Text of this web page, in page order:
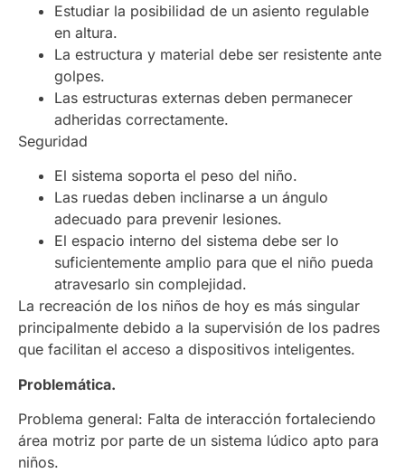
Estudiar la posibilidad de un asiento regulable
en altura.
La estructura y material debe ser resistente ante
golpes.
Las estructuras externas deben permanecer
adheridas correctamente.
Seguridad
El sistema soporta el peso del niño.
Las ruedas deben inclinarse a un ángulo
adecuado para prevenir lesiones.
El espacio interno del sistema debe ser lo
suficientemente amplio para que el niño pueda
atravesarlo sin complejidad.
La recreación de los niños de hoy es más singular
principalmente debido a la supervisión de los padres
que facilitan el acceso a dispositivos inteligentes.
Problemática.
Problema general: Falta de interacción fortaleciendo
área motriz por parte de un sistema lúdico apto para
niños.